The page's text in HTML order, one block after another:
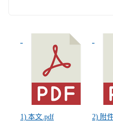
1) 本文.pdf 2) 附